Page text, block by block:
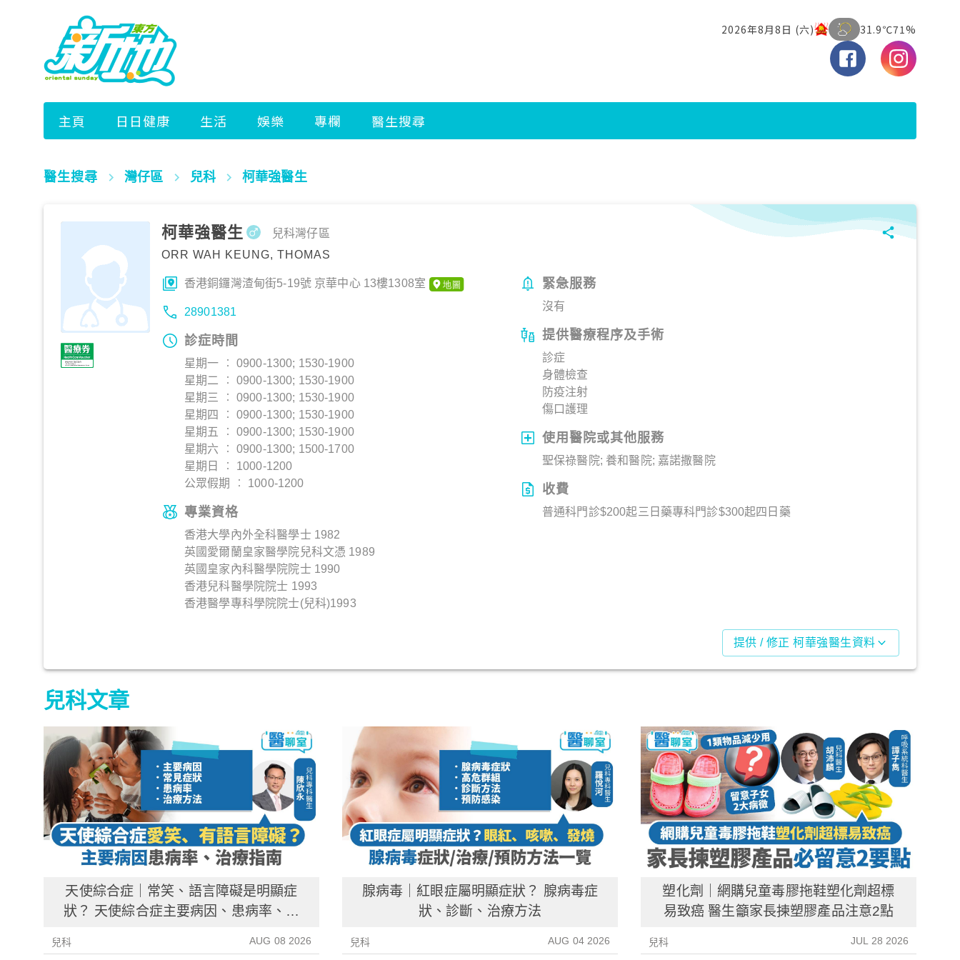
醫生搜尋 灣仔區 兒科 柯華強醫生
柯華強醫生
ORR WAH KEUNG, THOMAS
兒科灣仔區
香港銅鑼灣渣甸街5-19號 京華中心 13樓1308室
28901381
診症時間
星期一 ︰ 0900-1300; 1530-1900
星期二 ︰ 0900-1300; 1530-1900
星期三 ︰ 0900-1300; 1530-1900
星期四 ︰ 0900-1300; 1530-1900
星期五 ︰ 0900-1300; 1530-1900
星期六 ︰ 0900-1300; 1500-1700
星期日 ︰ 1000-1200
公眾假期 ︰ 1000-1200
專業資格
香港大學內外全科醫學士 1982
英國愛爾蘭皇家醫學院兒科文憑 1989
英國皇家內科醫學院院士 1990
香港兒科醫學院院士 1993
香港醫學專科學院院士(兒科)1993
緊急服務
沒有
提供醫療程序及手術
診症
身體檢查
防疫注射
傷口護理
使用醫院或其他服務
聖保祿醫院; 養和醫院; 嘉諾撒醫院
收費
普通科門診$200起三日藥專科門診$300起四日藥
提供 / 修正 柯華強醫生資料
兒科文章
天使綜合症｜常笑、語言障礙是明顯症
狀？ 天使綜合症主要病因、患病率、治
兒科 AUG 08 2026
腺病毒｜紅眼症屬明顯症狀？ 腺病毒症
狀、診斷、治療方法
兒科 AUG 04 2026
塑化劑｜網購兒童毒膠拖鞋塑化劑超標
易致癌 醫生籲家長揀塑膠產品注意2點
兒科 JUL 28 2026